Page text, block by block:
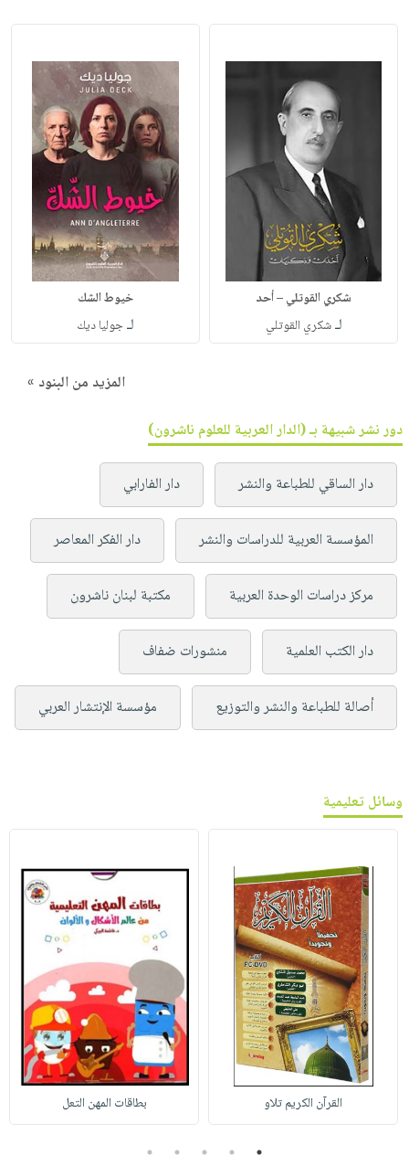
شكري القوتلي – أحد
لـشكري القوتلي
خيوط الشك
لـجوليا ديك
المزيد من البنود »
دور نشر شبيهة بـ (الدار العربية للعلوم ناشرون)
دار الساقي للطباعة والنشر دار الفارابي
المؤسسة العربية للدراسات والنشر دار الفكر المعاصر
مركز دراسات الوحدة العربية مكتبة لبنان ناشرون
دار الكتب العلمية منشورات ضفاف
أصالة للطباعة والنشر والتوزيع مؤسسة الإنتشار العربي
وسائل تعليمية
القرآن الكريم تلاو بطاقات المهن التعل
1
2
3
4
5